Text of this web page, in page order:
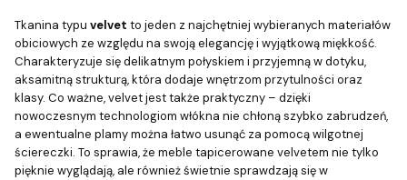
Tkanina typu velvet to jeden z najchętniej wybieranych materiałów
obiciowych ze względu na swoją elegancję i wyjątkową miękkość.
Charakteryzuje się delikatnym połyskiem i przyjemną w dotyku,
aksamitną strukturą, która dodaje wnętrzom przytulności oraz
klasy. Co ważne, velvet jest także praktyczny – dzięki
nowoczesnym technologiom włókna nie chłoną szybko zabrudzeń,
a ewentualne plamy można łatwo usunąć za pomocą wilgotnej
ściereczki. To sprawia, że meble tapicerowane velvetem nie tylko
pięknie wyglądają, ale również świetnie sprawdzają się w